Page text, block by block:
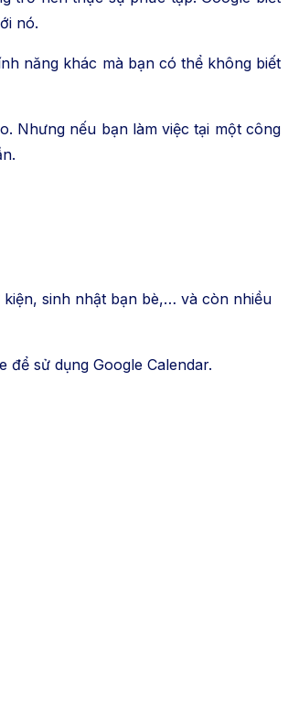
nó.
năng khác mà bạn có thể không biết
Nhưng nếu bạn làm việc tại một công
sinh nhật bạn bè,… và còn nhiều
sử dụng Google Calendar.